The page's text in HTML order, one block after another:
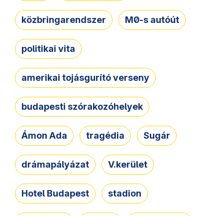
közbringarendszer M0-s autóút
politikai vita
amerikai tojásgurító verseny
budapesti szórakozóhelyek
Ámon Ada tragédia Sugár
drámapályázat V.kerület
Hotel Budapest stadion